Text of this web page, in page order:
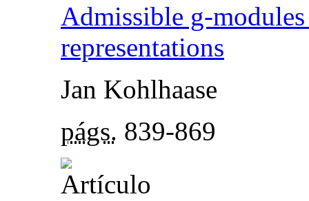
Admissible g-
representations
Jan Kohlhaase
págs. 839-869